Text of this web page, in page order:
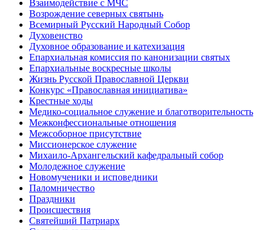
Взаимодействие с МЧС
Возрождение северных святынь
Всемирный Русский Народный Собор
Духовенство
Духовное образование и катехизация
Епархиальная комиссия по канонизации святых
Епархиальные воскресные школы
Жизнь Русской Православной Церкви
Конкурс «Православная инициатива»
Крестные ходы
Медико-социальное служение и благотворительность
Межконфессиональные отношения
Межсоборное присутствие
Миссионерское служение
Михаило-Архангельский кафедральный собор
Молодежное служение
Новомученики и исповедники
Паломничество
Праздники
Происшествия
Святейший Патриарх